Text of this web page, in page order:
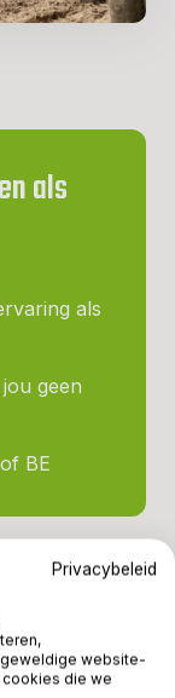
als
als
geen
BE
Privacybeleid
website-
cookies die we